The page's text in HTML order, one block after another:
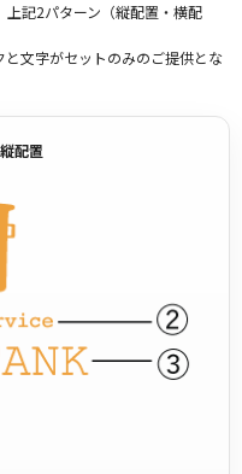
記2パターン（縦配置・横配
文字がセットのみのご提供とな
配置